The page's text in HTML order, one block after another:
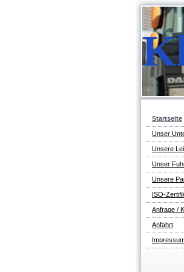
Startseite
Unser
Unsere
Unser
Unsere
ISO-
Anfrage /
Anfahrt